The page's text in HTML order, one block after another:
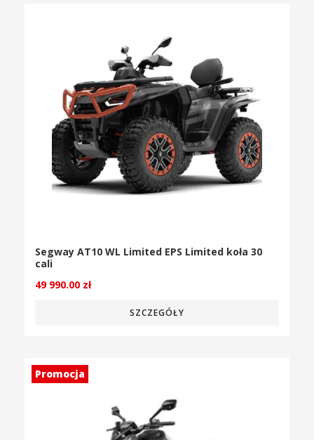
Segway AT10 WL Limited EPS Limited koła 30
cali
49 990.00 zł
SZCZEGÓŁY
Promocja